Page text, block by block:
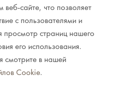
Хохрякова, д. 98, салон 27, ТЦ
вход с ул. Куйбышева
звука" // Звук. Свет.
Музыкальные
сайте, что позволяет
с пользователями и
страниц нашего
его использования.
смотрите в нашей
Cookie.